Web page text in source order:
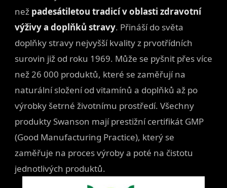
než padesátiletou tradicí v oblasti zdravotní
výživy a doplňků stravy. Přináší do světa
doplňky stravy nejvyšší kvality z prvotřídních
surovin již od roku 1969. Může se pyšnit přes více
než 26 000 produktů, které se zaměřují na
naturální složení od vitamínů a doplňků až po
výrobky šetrné životnímu prostředí. Všechny
produkty Swanson mají prestižní certifikát GMP
(Good Manufacturing Practice), který se
zaměřuje na proces výroby a poté na čistotu
jednotlivých produktů.